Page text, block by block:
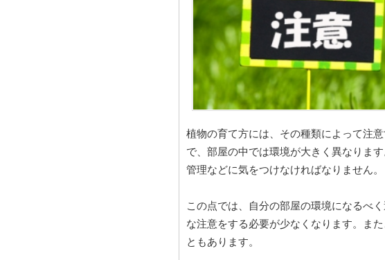
植物の育て方には、その種類によって注
で、部屋の中では環境が大きく異なりま
管理などに気をつけなければなりません。
この点では、自分の部屋の環境になるべ
な注意をする必要が少なくなります。ま
ともあります。